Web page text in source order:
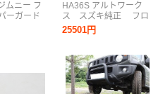
ムニー フ
ーガード
ロントバ
ガード ス
HA36S アルトワーク
ス スズキ純正 フロ
ントバンパー ZJ3
25501円